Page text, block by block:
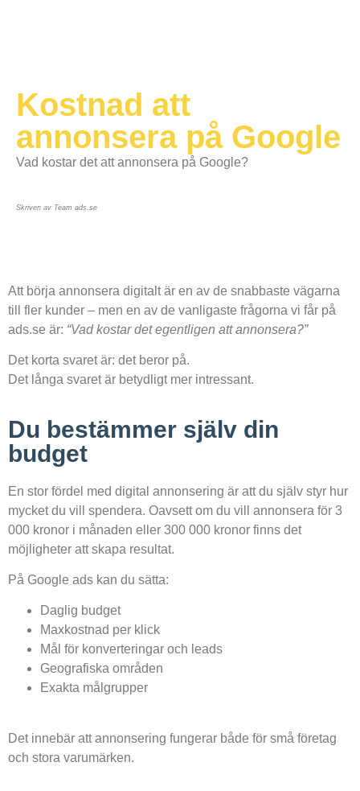
Kostnad att
annonsera på Google
Vad kostar det att annonsera på Google?
Skriven av Team ads.se
Att börja annonsera digitalt är en av de snabbaste vägarna
till fler kunder – men en av de vanligaste frågorna vi får på
ads.se är: “Vad kostar det egentligen att annonsera?”
Det korta svaret är: det beror på.
Det långa svaret är betydligt mer intressant.
Du bestämmer själv din
budget
En stor fördel med digital annonsering är att du själv styr hur
mycket du vill spendera. Oavsett om du vill annonsera för 3
000 kronor i månaden eller 300 000 kronor finns det
möjligheter att skapa resultat.
På Google ads kan du sätta:
Daglig budget
Maxkostnad per klick
Mål för konverteringar och leads
Geografiska områden
Exakta målgrupper
Det innebär att annonsering fungerar både för små företag
och stora varumärken.